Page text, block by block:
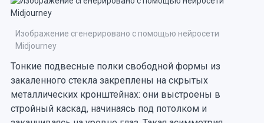
Изображение сгенерировано с помощью нейросети
Midjourney
Тонкие подвесные полки свободной формы из
закаленного стекла закреплены на скрытых
металлических кронштейнах: они выстроены в
стройный каскад, начинаясь под потолком и